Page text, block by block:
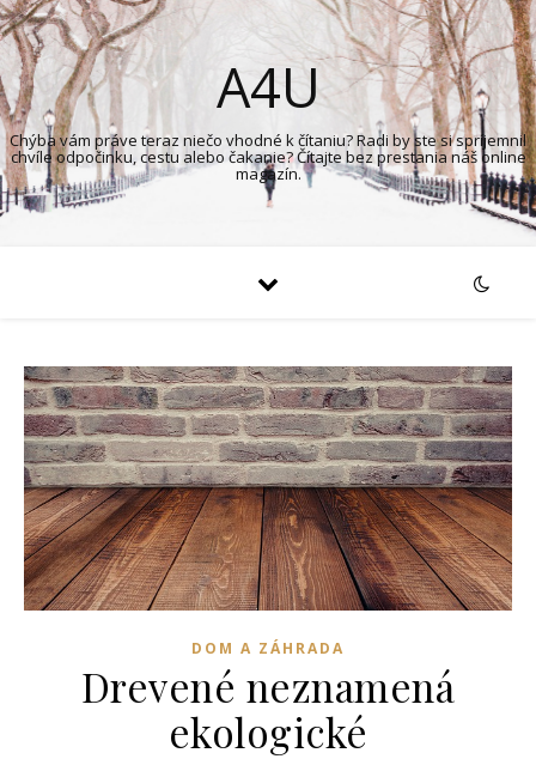
A4U
Chýba vám práve teraz niečo vhodné k čítaniu? Radi by ste si spríjemnil
chvíle odpočinku, cestu alebo čakanie? Čítajte bez prestania náš online
magazín.
DOM A ZÁHRADA
Drevené neznamená
ekologické